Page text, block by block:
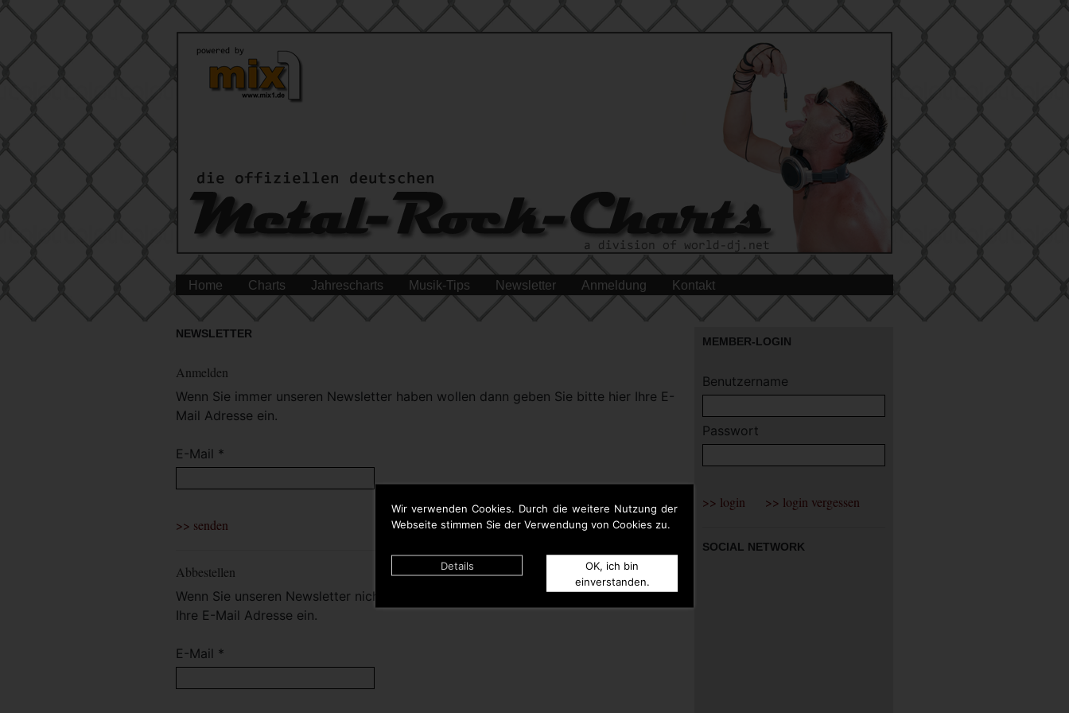
Wir verwenden Cookies. Durch die weitere Nutzung der
Webseite stimmen Sie der Verwendung von Cookies zu.
Details
OK, ich bin
einverstanden.
Home Charts Jahrescharts Musik-Tips Newsletter Anmeldung Kontakt
NEWSLETTER
Anmelden
Wenn Sie immer unseren Newsletter haben wollen dann geben Sie bitte hier Ihre E-
Mail Adresse ein.
E-Mail *
Abbestellen
Wenn Sie unseren Newsletter nicht mehr haben wollen dann geben Sie bitte hier
Ihre E-Mail Adresse ein.
E-Mail *
MEMBER-LOGIN
Benutzername
Passwort
SOCIAL NETWORK